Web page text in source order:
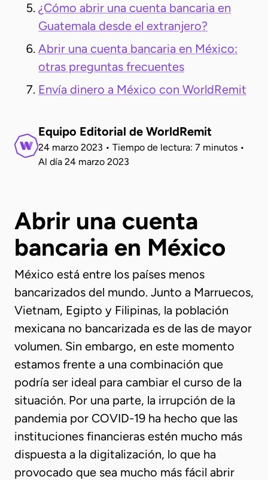
¿Cómo abrir una cuenta bancaria en
Guatemala desde el extranjero?
Abrir una cuenta bancaria en México:
otras preguntas frecuentes
Envía dinero a México con WorldRemit
Equipo Editorial de WorldRemit
24 marzo 2023 • Tiempo de lectura: 7 minutos •
Al día 24 marzo 2023
Abrir una cuenta
bancaria en México
México está entre los países menos
bancarizados del mundo. Junto a Marruecos,
Vietnam, Egipto y Filipinas, la población
mexicana no bancarizada es de las de mayor
volumen. Sin embargo, en este momento
estamos frente a una combinación que
podría ser ideal para cambiar el curso de la
situación. Por una parte, la irrupción de la
pandemia por COVID-19 ha hecho que las
instituciones financieras estén mucho más
dispuesta a la digitalización, lo que ha
provocado que sea mucho más fácil abrir